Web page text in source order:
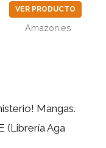
VER PRODUCTO
Amazon.es
Mangas.
(Librería Aga